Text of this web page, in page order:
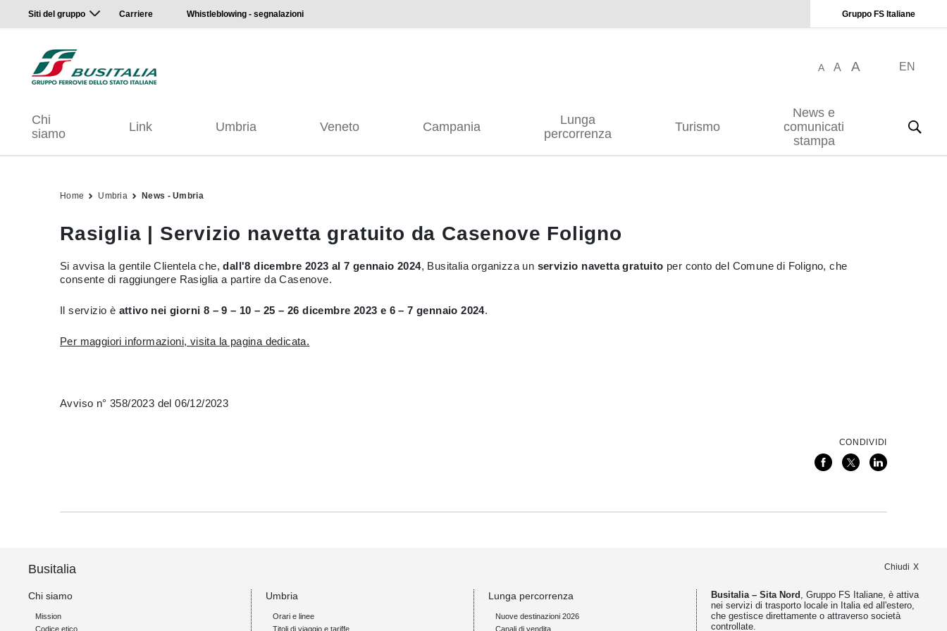
Siti del gruppo Carriere Whistleblowing - segnalazioni Gruppo FS Italiane
A A A EN
Chi
siamo
Link Umbria Veneto Campania
Lunga
percorrenza
Turismo
News e
comunicati
stampa
Home Umbria News - Umbria
Rasiglia | Servizio navetta gratuito da Casenove Foligno
Si avvisa la gentile Clientela che,dall'8 dicembre 2023 al 7 gennaio 2024, Busitalia organizza un servizio navetta gratuito per conto del Comune di Foligno, che
consente di raggiungere Rasiglia a partire da Casenove.
Il servizio è attivo nei giorni 8 – 9 – 10 – 25 – 26 dicembre 2023 e 6 – 7 gennaio 2024.
Per maggiori informazioni, visita la pagina dedicata.
Avviso n° 358/2023 del 06/12/2023
CONDIVIDI
Busitalia Chiudi
Chi siamo
Mission
Codice etico
Umbria
Orari e linee
Titoli di viaggio e tariffe
Lunga percorrenza
Nuove destinazioni 2026
Canali di vendita
Busitalia – Sita Nord , Gruppo FS Italiane, è attiva
nei servizi di trasporto locale in Italia ed all'estero,
che gestisce direttamente o attraverso società
controllate.